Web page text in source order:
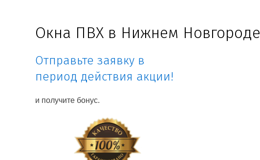
Окна ПВХ в Нижнем Новгороде
Отправьте заявку в
период действия акции!
и получите бонус.